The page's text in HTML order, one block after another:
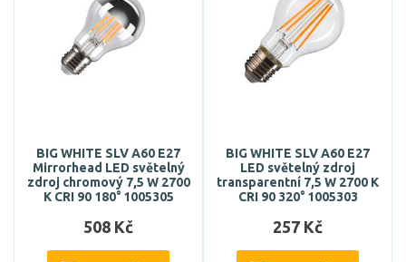
BIG WHITE SLV A60 E27
Mirrorhead LED světelný
zdroj chromový 7,5 W 2700
K CRI 90 180° 1005305
508 Kč
BIG WHITE SLV A60 E27
LED světelný zdroj
transparentní 7,5 W 2700 K
CRI 90 320° 1005303
257 Kč